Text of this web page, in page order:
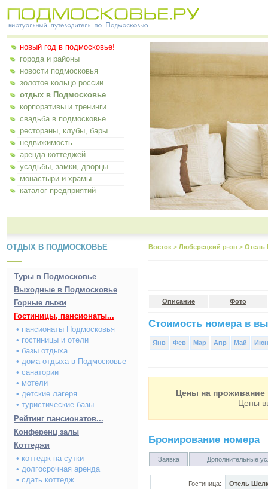
новый год в подмосковье!
города и районы
новости подмосковья
золотое кольцо россии
отдых в Подмосковье
корпоративы и тренинги
свадьба в подмосковье
рестораны, клубы, бары
недвижимость
аренда коттеджей
усадьбы, замки, дворцы
монастыри и храмы
каталог предприятий
ОТДЫХ В ПОДМОСКОВЬЕ
Туры в Подмосковье
Выходные в Подмосковье
Горные лыжи
Гостиницы, пансионаты...
• пансионаты Подмосковья
• гостиницы и отели
• базы отдыха
• дома отдыха в Подмосковье
• санатории
• мотели
• детские лагеря
• туристические базы
Рейтинг пансионатов...
Конференц залы
Коттеджи
• коттедж на сутки
• долгосрочная аренда
• сдать коттедж
Восток > Люберецкий р-он > Отель
Описание Фото
Стоимость номера в
Янв Фев Мар Апр Май Июн
Цены на проживание
Цены
Бронирование номера
Заявка Дополнительные
Гостиница: Отель